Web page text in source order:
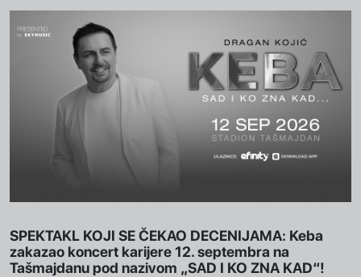
SPEKTAKL KOJI SE ČEKAO DECENIJAMA: Keba
zakazao koncert karijere 12. septembra na
Tašmajdanu pod nazivom „SAD I KO ZNA KAD“!